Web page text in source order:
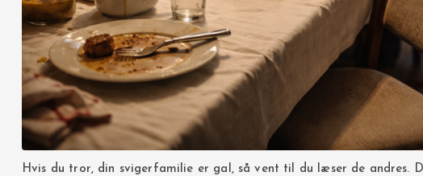
Hvis du tror, din svigerfamilie er gal, så vent til du læser de andres.